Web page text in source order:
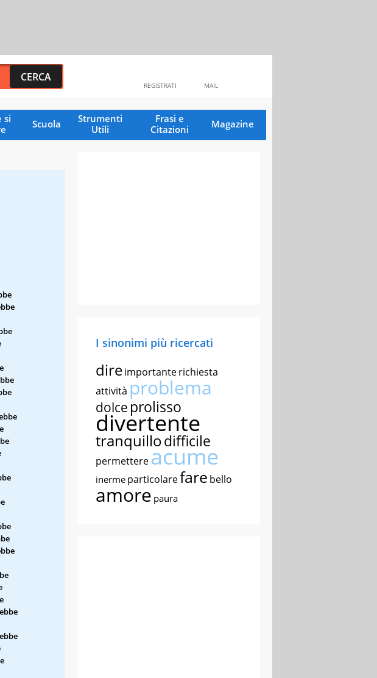
MAIL
REGISTRATI
si
Scuola
Strumenti
Utili
Frasi e
Citazioni
Magazine
I sinonimi più ricercati
direimportanterichiesta
attività problema
dolce prolisso
divertente
tranquillodifficile
permettereacume
inerme particolarefare bello
amore paura